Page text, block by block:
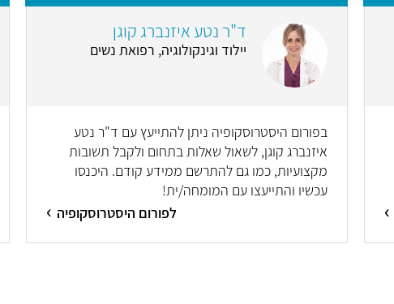
ד"ר נטע איזנברג קוגן
יילוד וגינקולוגיה, רפואת נשים
בפורום היסטרוסקופיה ניתן להתייעץ עם ד"ר נטע
איזנברג קוגן, לשאול שאלות בתחום ולקבל תשובות
מקצועיות, כמו גם להתרשם ממידע קודם. היכנסו
עכשיו והתייעצו עם המומחה/ית!
לפורום היסטרוסקופיה